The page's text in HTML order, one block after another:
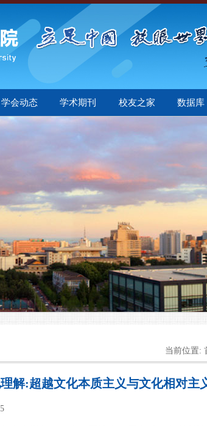
学会动态 学术期刊 校友之家 数据库
当前位置:
解:超越文化本质主义与文化相对主